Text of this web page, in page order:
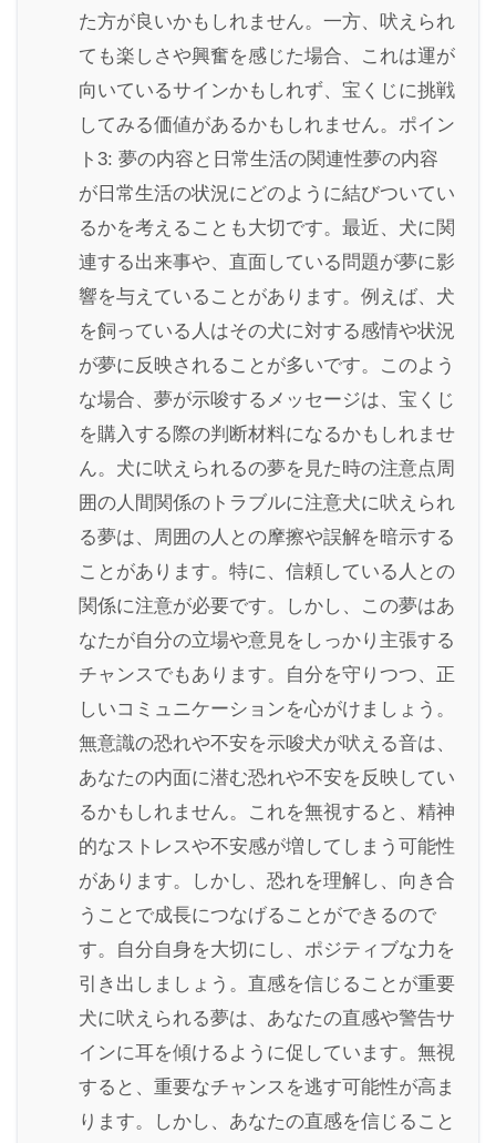
た方が良いかもしれません。一方、吠えられ
ても楽しさや興奮を感じた場合、これは運が
向いているサインかもしれず、宝くじに挑戦
してみる価値があるかもしれません。ポイン
ト3: 夢の内容と日常生活の関連性夢の内容
が日常生活の状況にどのように結びついてい
るかを考えることも大切です。最近、犬に関
連する出来事や、直面している問題が夢に影
響を与えていることがあります。例えば、犬
を飼っている人はその犬に対する感情や状況
が夢に反映されることが多いです。このよう
な場合、夢が示唆するメッセージは、宝くじ
を購入する際の判断材料になるかもしれませ
ん。犬に吠えられるの夢を見た時の注意点周
囲の人間関係のトラブルに注意犬に吠えられ
る夢は、周囲の人との摩擦や誤解を暗示する
ことがあります。特に、信頼している人との
関係に注意が必要です。しかし、この夢はあ
なたが自分の立場や意見をしっかり主張する
チャンスでもあります。自分を守りつつ、正
しいコミュニケーションを心がけましょう。
無意識の恐れや不安を示唆犬が吠える音は、
あなたの内面に潜む恐れや不安を反映してい
るかもしれません。これを無視すると、精神
的なストレスや不安感が増してしまう可能性
があります。しかし、恐れを理解し、向き合
うことで成長につなげることができるので
す。自分自身を大切にし、ポジティブな力を
引き出しましょう。直感を信じることが重要
犬に吠えられる夢は、あなたの直感や警告サ
インに耳を傾けるように促しています。無視
すると、重要なチャンスを逃す可能性が高ま
ります。しかし、あなたの直感を信じること